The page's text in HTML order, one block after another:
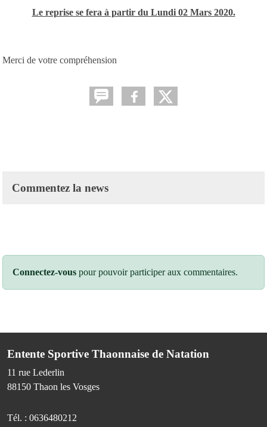
Le reprise se fera à partir du Lundi 02 Mars 2020.
Merci de votre compréhension
Commentez la news
Connectez-vous pour pouvoir participer aux commentaires.
Entente Sportive Thaonnaise de Natation
11 rue Lederlin
88150 Thaon les Vosges
Tél. : 0636480212